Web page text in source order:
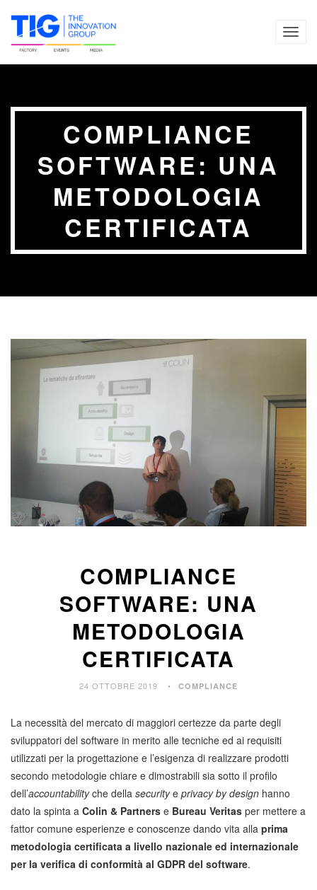
COMPLIANCE
SOFTWARE: UNA
METODOLOGIA
CERTIFICATA
COMPLIANCE
SOFTWARE: UNA
METODOLOGIA
CERTIFICATA
24 OTTOBRE 2019 COMPLIANCE
La necessità del mercato di maggiori certezze da parte degli
sviluppatori del software in merito alle tecniche ed ai requisiti
utilizzati per la progettazione e l’esigenza di realizzare prodotti
secondo metodologie chiare e dimostrabili sia sotto il profilo
dell’accountabilityche della securitye privacy by design hanno
dato la spinta a Colin & Partners e Bureau Veritas per mettere a
fattor comune esperienze e conoscenze dando vita alla prima
metodologia certificata a livello nazionale ed internazionale
per la verifica di conformità al GDPR del software.